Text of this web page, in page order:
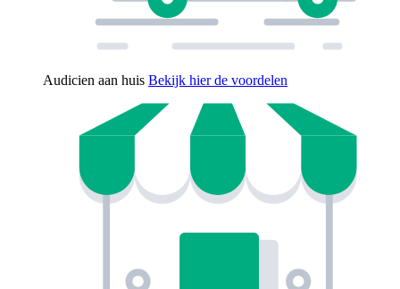
Audicien aan huis Bekijk hier de voordelen